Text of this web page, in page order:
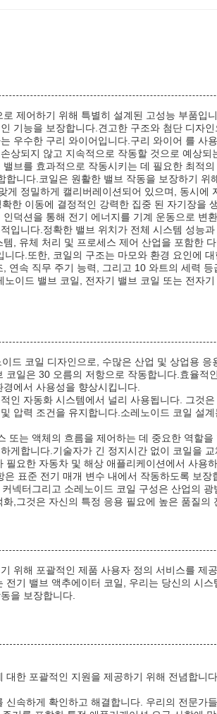
제어하기 위해 특별히 설계된 고성능 부품
기능을 보장합니다.견고한 구조와 첨단 디자
우수한 구리 와이어입니다.구리 와이어 를
상되지 않고 지속적으로 작동할 것으로 예상되
브를 효과적으로 작동시키는 데 필요한 최적
니다.코일은 원활한 밸브 작동을 보장하기 위
정밀하게 캘리버레이션되어 있으며, 동시
한 이동에 결정적인 강력한 집중 된 자기장을
덕션을 통해 전기 에너지를 기계 운동으로
입니다.정확한 밸브 위치가 전체 시스템 성능과
, 유체 처리 및 프로세스 제어 산업을 포함한
다.또한, 코일의 구조는 마모와 환경 요인에
연속 직무 주기 능력, 그리고 10 와트의 세력
이드 밸브 코일, 전자기 밸브 코일 또는 전자
드 코일 디자인으로, 수많은 산업 및 상업용
일은 30 오름의 저항으로 작동합니다.효율
에서 사용성을 향상시킵니다.
인 자동화 시스템에서 널리 사용됩니다. 그것
압력 조건을 유지합니다.소레노이드 코일 설
또는 액체의 흐름을 제어하는 데 중요한 역할
게합니다.기술자가 긴 정지시간 없이 코일을
요한 자동차 및 해상 애플리케이션에서 사
표준 전기 매개 변수 내에서 작동하도록 보
넥터그리고 소레노이드 코일 구성은 산업의
,그것은 자신의 특정 응용 필요에 높은 품질의
위해 포괄적인 제품 사용자 정의 서비스를
기 밸브 액추에이터 코일, 우리는 당신의 시
을 보장합니다.
한 포괄적인 지원을 제공하기 위해 전념합
속하게 확인하고 해결합니다. 우리의 전문